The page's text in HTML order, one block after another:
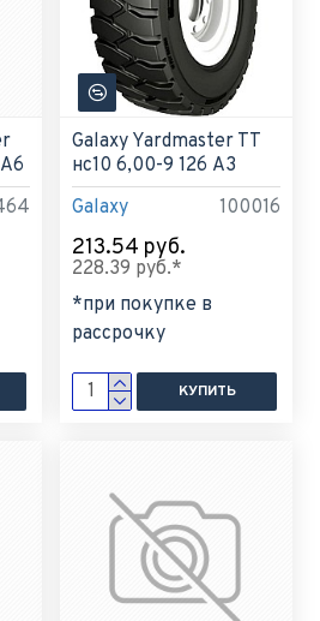
Galaxy 100016
Galaxy Yardmaster TT
нс10 6,00-9 126 A3
213.54 руб.
228.39 руб.*
*при покупке в
рассрочку
КУПИТЬ